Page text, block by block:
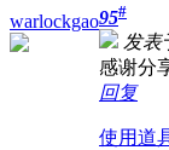
warlockgao95#
发表
感谢分
回复
使用道